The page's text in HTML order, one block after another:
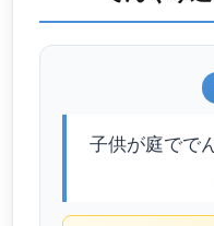
子供が庭でで